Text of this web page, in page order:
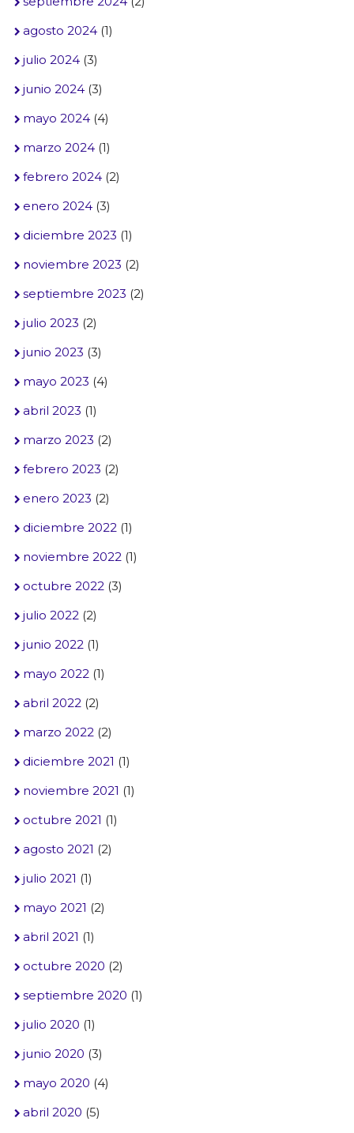
agosto 2024(1)
julio 2024(3)
junio 2024(3)
mayo 2024(4)
marzo 2024(1)
febrero 2024(2)
enero 2024(3)
diciembre 2023 (1)
noviembre 2023 (2)
septiembre 2023 (2)
julio 2023 (2)
junio 2023 (3)
mayo 2023 (4)
abril 2023 (1)
marzo 2023 (2)
febrero 2023 (2)
enero 2023 (2)
diciembre 2022(1)
noviembre 2022(1)
octubre 2022(3)
julio 2022(2)
junio 2022(1)
mayo 2022(1)
abril 2022(2)
marzo 2022(2)
diciembre 2021 (1)
noviembre 2021 (1)
octubre 2021 (1)
agosto 2021 (2)
julio 2021 (1)
mayo 2021 (2)
abril 2021 (1)
octubre 2020 (2)
septiembre 2020 (1)
julio 2020 (1)
junio 2020 (3)
mayo 2020 (4)
abril 2020 (5)